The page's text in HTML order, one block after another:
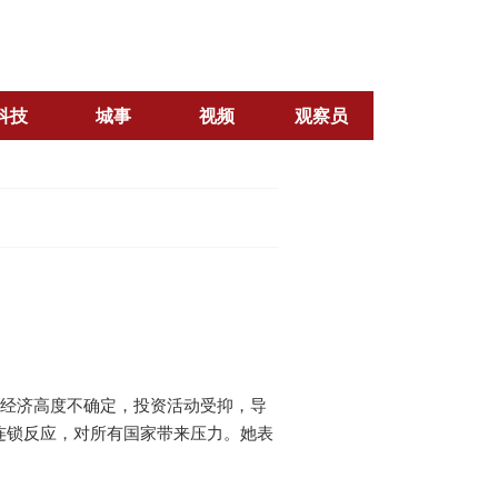
技 城事 视频 观察员
济高度不确定，投资活动受抑，导
反应，对所有国家带来压力。她表